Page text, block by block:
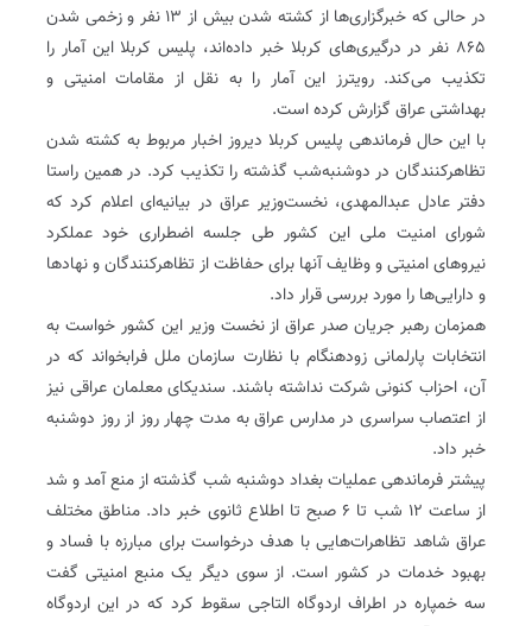
در حالی که خبرگزاری‌ها از کشته شدن بیش از ۱۳ نفر و زخمی شدن
۸۶۵ نفر در درگیری‌های کربلا خبر داده‌اند، پلیس کربلا این آمار را
تکذیب می‌کند. رویترز این آمار را به نقل از مقامات امنیتی و
بهداشتی عراق گزارش کرده است.
با این حال فرماندهی پلیس کربلا دیروز اخبار مربوط به کشته شدن
تظاهرکنندگان در دوشنبه‌شب گذشته را تکذیب کرد. در همین راستا
دفتر عادل عبدالمهدی، نخست‌وزیر عراق در بیانیه‌ای اعلام کرد که
شورای امنیت ملی این کشور طی جلسه‌ اضطراری خود عملکرد
نیروهای امنیتی و وظایف آنها برای حفاظت از تظاهرکنندگان و نهادها
و دارایی‌ها را مورد بررسی قرار داد.
همزمان رهبر جریان صدر عراق از نخست وزیر این کشور خواست به
انتخابات پارلمانی زودهنگام با نظارت سازمان ملل فرابخواند که در
آن، احزاب کنونی شرکت نداشته باشند. سندیکای معلمان عراقی نیز
از اعتصاب سراسری در مدارس عراق به مدت چهار روز از روز دوشنبه
خبر داد.
پیشتر فرماندهی عملیات بغداد دوشنبه شب گذشته از منع آمد و شد
از ساعت ۱۲ شب تا ۶ صبح تا اطلاع ثانوی خبر داد. مناطق مختلف
عراق شاهد تظاهرات‌هایی با هدف درخواست برای مبارزه با فساد و
بهبود خدمات در کشور است. از سوی دیگر یک منبع امنیتی گفت
سه خمپاره در اطراف اردوگاه التاجی سقوط کرد که در این اردوگاه